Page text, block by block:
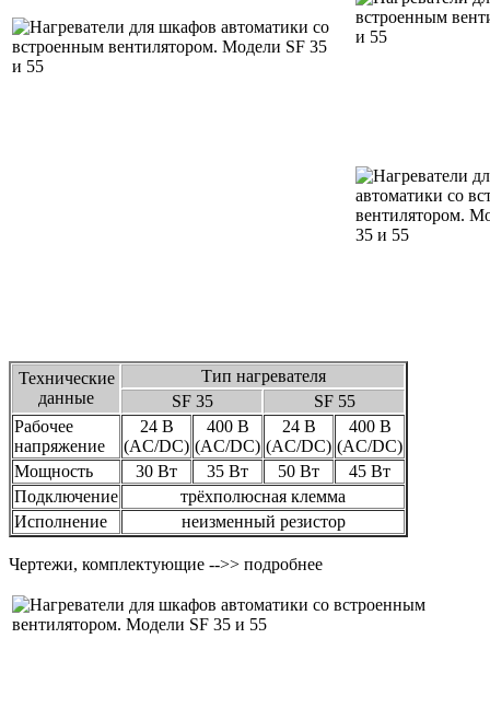
Технические
данные
Тип нагревателя
SF 35
SF 55
Рабочее
напряжение
24 В
(AC/DC)
400 В
(AC/DC)
24 В
(AC/DC)
400 В
(AC/DC)
Мощность
30 Вт 35 Вт 50 Вт
45 Вт
Подключение
трёхполюсная клемма
Исполнение
неизменный резистор
Чертежи, комплектующие -->> подробнее